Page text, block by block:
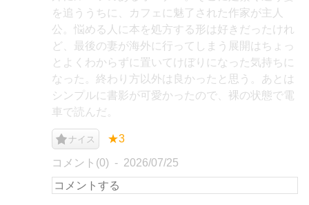
を追ううちに、カフェに魅了された作家が主人
公。悩める人に本を処方する形は好きだったけれ
ど、最後の妻が海外に行ってしまう展開はちょっ
とよくわからずに置いてけぼりになった気持ちに
なった。終わり方以外は良かったと思う。あとは
シンプルに書影が可愛かったので、裸の状態で電
車で読んだ。
ナイス ★3
コメント(0) 2026/07/25